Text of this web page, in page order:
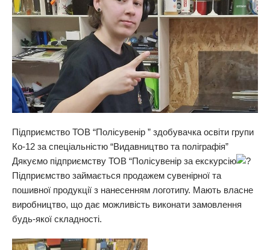
Підприємство ТОВ “Полісувенір ” здобувачка освіти групи
Ко-12 за спеціальністю “Видавництво та поліграфія”
Дякуємо підприємству ТОВ “Полісувенір за екскурсію
Підприємство займається продажем сувенірної та
пошивної продукції з нанесенням логотипу. Мають власне
виробництво, що дає можливість виконати замовлення
будь-якої складності.